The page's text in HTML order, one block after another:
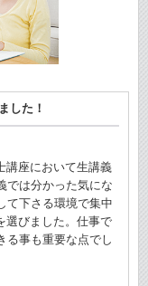
した！
講座において生講義
では分かった気にな
て下さる環境で集中
選びました。仕事で
る事も重要な点でし